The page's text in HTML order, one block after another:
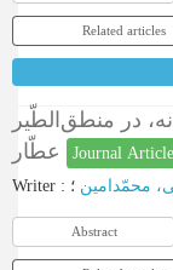
Related articles
در منطق‌الطّیر
Journal Article
Writer : محمّدامین ؛
Abstract